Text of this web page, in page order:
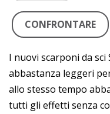
CONFRONTARE
I nuovi scarponi da
abbastanza leggeri
allo stesso tempo
tutti gli effetti senza